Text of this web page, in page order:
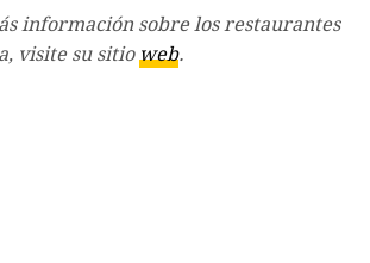
información sobre los restaurantes
visite su sitioweb.